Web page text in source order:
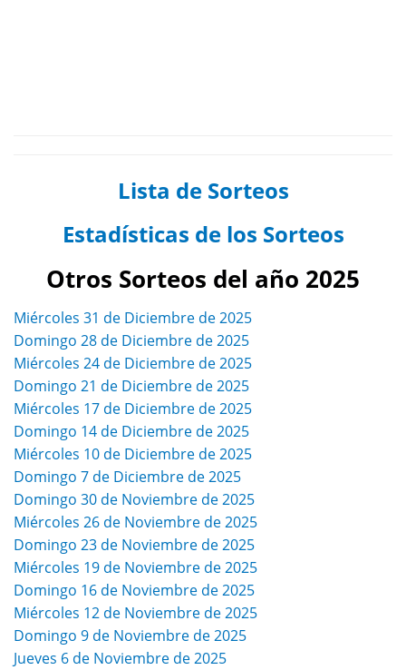
Lista de Sorteos
Estadísticas de los Sorteos
Otros Sorteos del año 2025
Miércoles 31 de Diciembre de 2025
Domingo 28 de Diciembre de 2025
Miércoles 24 de Diciembre de 2025
Domingo 21 de Diciembre de 2025
Miércoles 17 de Diciembre de 2025
Domingo 14 de Diciembre de 2025
Miércoles 10 de Diciembre de 2025
Domingo 7 de Diciembre de 2025
Domingo 30 de Noviembre de 2025
Miércoles 26 de Noviembre de 2025
Domingo 23 de Noviembre de 2025
Miércoles 19 de Noviembre de 2025
Domingo 16 de Noviembre de 2025
Miércoles 12 de Noviembre de 2025
Domingo 9 de Noviembre de 2025
Jueves 6 de Noviembre de 2025